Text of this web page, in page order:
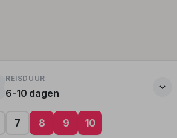
REISDUUR
6-10 dagen
7 8 9 10